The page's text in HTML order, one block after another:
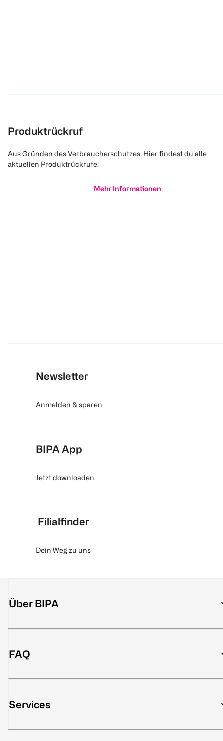
Produktrückruf
Aus Gründen des Verbraucherschutzes. Hier findest du alle
aktuellen Produktrückrufe.
Mehr Informationen
Newsletter
Anmelden & sparen
BIPA App
Jetzt downloaden
Filialfinder
Dein Weg zu uns
Über BIPA
FAQ
Services